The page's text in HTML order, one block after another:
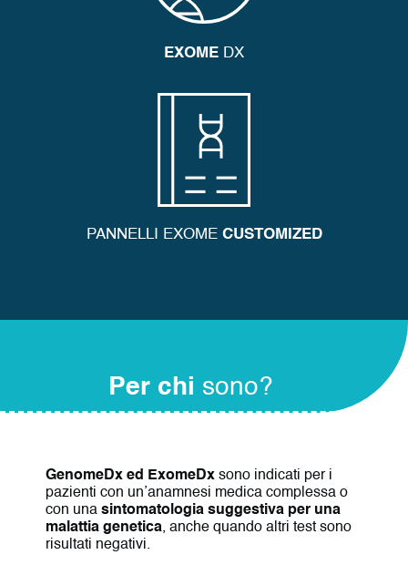
EXOME DX
PANNELLI EXOME CUSTOMIZED
Per chi sono?
GenomeDx ed ExomeDx sono indicati per i
pazienti con un’anamnesi medica complessa o
con una sintomatologia suggestiva per una
malattia genetica, anche quando altri test sono
risultati negativi.